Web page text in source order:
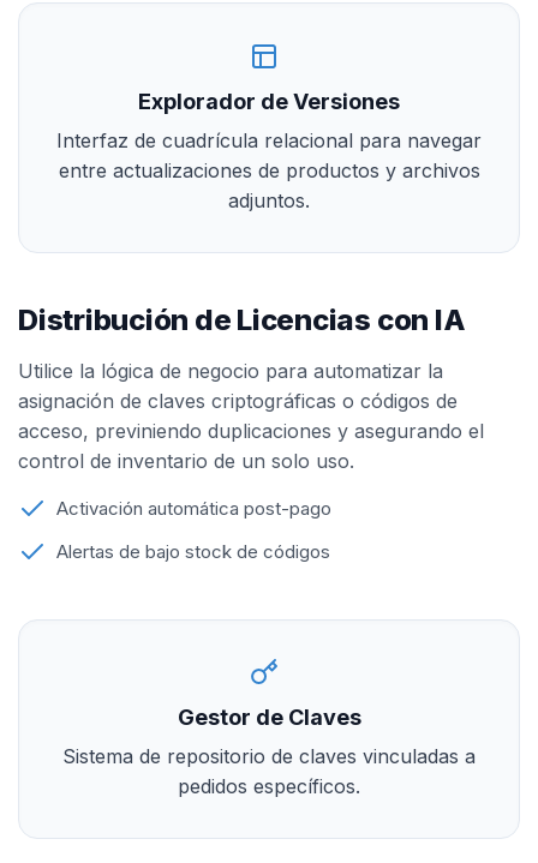
Explorador de Versiones
Interfaz de cuadrícula relacional para navegar
entre actualizaciones de productos y archivos
adjuntos.
Distribución de Licencias con IA
Utilice la lógica de negocio para automatizar la
asignación de claves criptográficas o códigos de
acceso, previniendo duplicaciones y asegurando el
control de inventario de un solo uso.
Activación automática post-pago
Alertas de bajo stock de códigos
Gestor de Claves
Sistema de repositorio de claves vinculadas a
pedidos específicos.